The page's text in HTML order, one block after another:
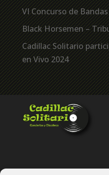
VI Concurso de
Black Horsemen –
Cadillac Solitario
en Vivo 2024